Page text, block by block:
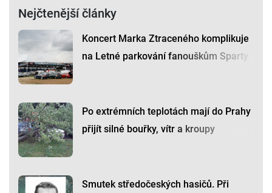
Nejčtenější články
Koncert Marka Ztraceného komplikuje
na Letné parkování fanouškům Sparty
Po extrémních teplotách mají do Prahy
přijít silné bouřky, vítr a kroupy
Smutek středočeských hasičů. Při